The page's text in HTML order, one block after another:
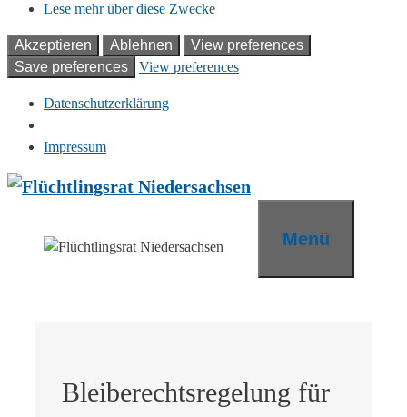
Lese mehr über diese Zwecke
Akzeptieren Ablehnen
View preferences
Save preferences
View preferences
Datenschutzerklärung
Impressum
Zum
Menü
Bleiberechtsregelung für